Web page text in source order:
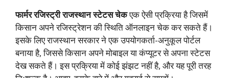
फार्मर रजिस्ट्री राजस्थान स्टेटस चेकएक ऐसी प्रक्रिया है जिसमें
किसान अपने रजिस्ट्रेशन की स्थिति ऑनलाइन चेक कर सकते हैं।
इसके लिए राजस्थान सरकार ने एक उपयोगकर्ता-अनुकूल पोर्टल
बनाया है, जिससे किसान अपने मोबाइल या कंप्यूटर से अपना स्टेटस
देख सकते हैं। इस प्रक्रिया में कोई झंझट नहीं है, और यह पूरी तरह